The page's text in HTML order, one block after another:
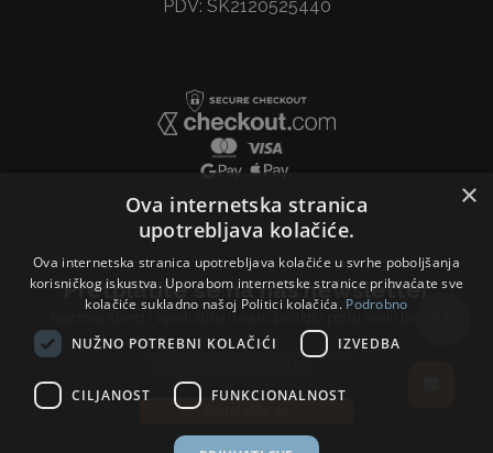
PDV: SK2120525440
Pretplatite se na naš newsletter
Najnoviji članci i vijesti stižu u vašu pristiglu poštu svaki tjedan.
×
Ova internetska stranica
upotrebljava kolačiće.
Ova internetska stranica upotrebljava kolačiće u svrhe poboljšanja
korisničkog iskustva. Uporabom internetske stranice prihvaćate sve
kolačiće sukladno našoj Politici kolačića. Podrobno
NUŽNO POTREBNI KOLAČIĆI IZVEDBA
CILJANOST FUNKCIONALNOST